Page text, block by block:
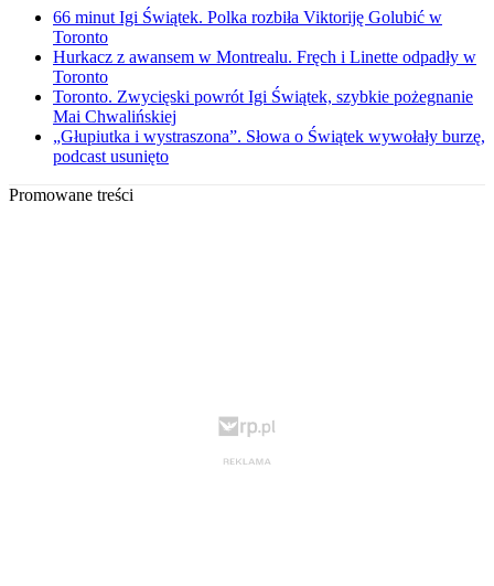
66 minut Igi Świątek. Polka rozbiła Viktoriję Golubić w
Toronto
Hurkacz z awansem w Montrealu. Fręch i Linette odpadły w
Toronto
Toronto. Zwycięski powrót Igi Świątek, szybkie pożegnanie
Mai Chwalińskiej
„Głupiutka i wystraszona”. Słowa o Świątek wywołały burzę,
podcast usunięto
Promowane treści